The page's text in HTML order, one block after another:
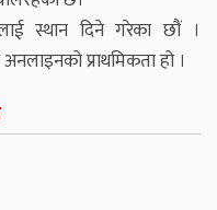
स्थान दिने गरेका छौं ।
प्राथमिकता हो ।